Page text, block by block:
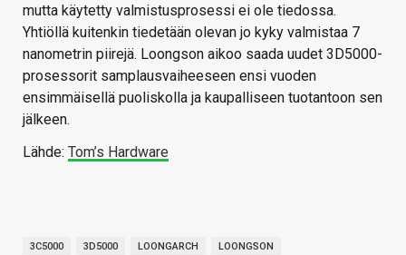
mutta käytetty valmistusprosessi ei ole tiedossa.
Yhtiöllä kuitenkin tiedetään olevan jo kyky valmistaa 7
nanometrin piirejä. Loongson aikoo saada uudet 3D5000-
prosessorit samplausvaiheeseen ensi vuoden
ensimmäisellä puoliskolla ja kaupalliseen tuotantoon sen
jälkeen.
Lähde: Tom’s Hardware
3C5000 3D5000 LOONGARCH LOONGSON